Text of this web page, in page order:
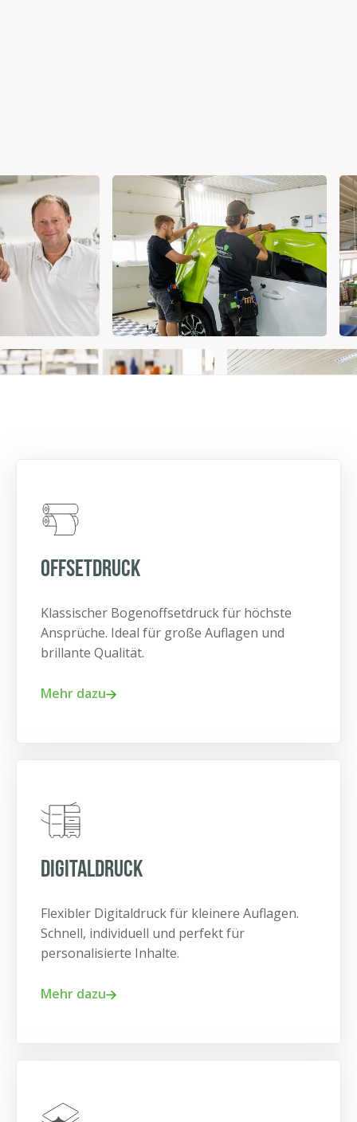
Offsetdruck
Klassischer Bogenoffsetdruck für höchste
Ansprüche. Ideal für große Auflagen und
brillante Qualität.
Mehr dazu
Digitaldruck
Flexibler Digitaldruck für kleinere Auflagen.
Schnell, individuell und perfekt für
personalisierte Inhalte.
Mehr dazu